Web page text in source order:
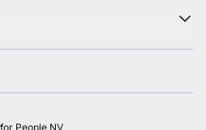
People NV